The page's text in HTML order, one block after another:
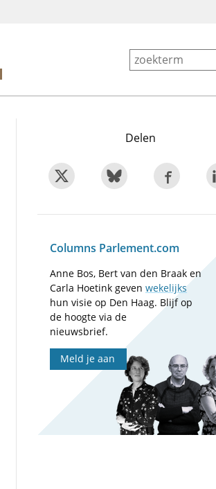
Delen
Columns Parlement.com
Anne Bos, Bert van den Braak en
Carla Hoetink gevenwekelijks
hun visie op Den Haag. Blijf op
de hoogte via de
nieuwsbrief.
Meld je aan